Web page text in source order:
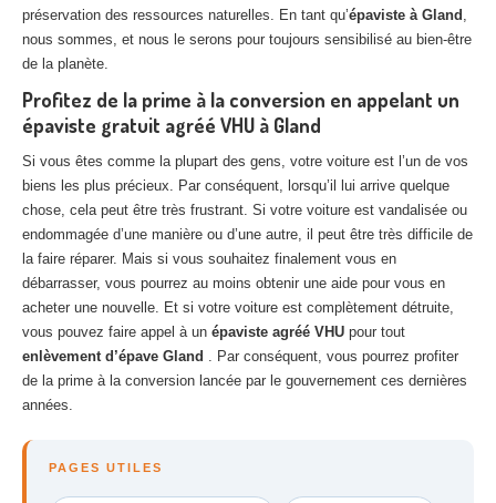
préservation des ressources naturelles. En tant qu’épaviste à Gland ,
nous sommes, et nous le serons pour toujours sensibilisé au bien-être
de la planète.
Profitez de la prime à la conversion en appelant un
épaviste gratuit agréé VHU à Gland
Si vous êtes comme la plupart des gens, votre voiture est l’un de vos
biens les plus précieux. Par conséquent, lorsqu’il lui arrive quelque
chose, cela peut être très frustrant. Si votre voiture est vandalisée ou
endommagée d’une manière ou d’une autre, il peut être très difficile de
la faire réparer. Mais si vous souhaitez finalement vous en
débarrasser, vous pourrez au moins obtenir une aide pour vous en
acheter une nouvelle. Et si votre voiture est complètement détruite,
vous pouvez faire appel à un épaviste agréé VHU pour tout
enlèvement d’épave Gland . Par conséquent, vous pourrez profiter
de la prime à la conversion lancée par le gouvernement ces dernières
années.
PAGES UTILES